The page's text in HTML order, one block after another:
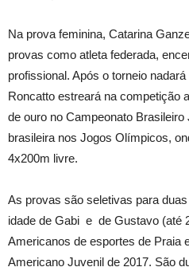
Na prova feminina, Catarina
provas como atleta federada,
profissional. Após o torneio
Roncatto estreará na competição
de ouro no Campeonato
brasileira nos Jogos Olímpicos,
4x200m livre.
As provas são seletivas para
idade de Gabi e de Gustavo (até
Americanos de esportes de Praia
Americano Juvenil de 2017. São